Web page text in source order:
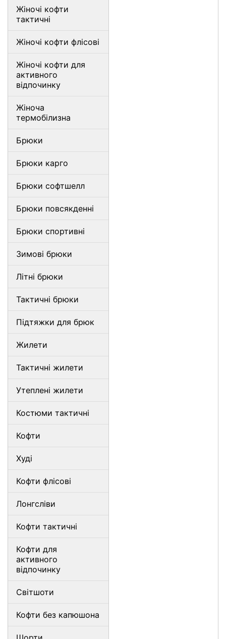
Жіночі кофти
тактичні
Жіночі кофти флісові
Жіночі кофти для
активного
відпочинку
Жіноча
термобілизна
Брюки
Брюки карго
Брюки софтшелл
Брюки повсякденні
Брюки спортивні
Зимові брюки
Літні брюки
Тактичні брюки
Підтяжки для брюк
Жилети
Тактичні жилети
Утеплені жилети
Костюми тактичні
Кофти
Худі
Кофти флісові
Лонгсліви
Кофти тактичні
Кофти для
активного
відпочинку
Світшоти
Кофти без капюшона